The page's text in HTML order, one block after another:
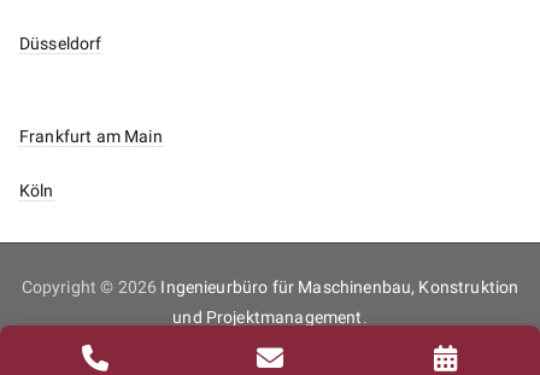
Düsseldorf
Frankfurt am Main
Köln
Copyright © 2026 Ingenieurbüro für Maschinenbau, Konstruktion
und Projektmanagement.
Inhaltsverzeichnis
Impressum Kontakt